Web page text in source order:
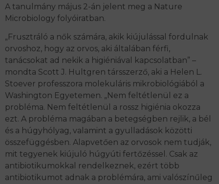
A tanulmány május 2-án jelent meg a Nature
Microbiology folyóiratban.
„Frusztráló a nők számára, akik kiújulással fordulnak
orvoshoz, hogy az orvos, aki általában férfi,
tanácsokat ad nekik a higiéniával kapcsolatban” –
mondta Scott J. Hultgren társszerző, aki a Helen L.
Stoever professzora molekuláris mikrobiológiából a
Washington Egyetemen. „Nem feltétlenül ez a
probléma. Nem feltétlenül a rossz higiénia okozza
ezt. A probléma magában a betegségben rejlik, a bél
és a húgyhólyag, valamint a gyulladások közötti
összefüggésben. Alapvetően az orvosok nem tudják,
mit tegyenek kiújuló húgyúti fertőzéssel. Csak az
antibiotikumokkal rendelkeznek, ezért több
antibiotikumot adnak a problémára, ami valószínűleg